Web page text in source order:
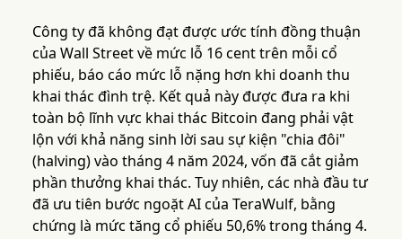
Công ty đã không đạt được ước tính đồng thuận
của Wall Street về mức lỗ 16 cent trên mỗi cổ
phiếu, báo cáo mức lỗ nặng hơn khi doanh thu
khai thác đình trệ. Kết quả này được đưa ra khi
toàn bộ lĩnh vực khai thác Bitcoin đang phải vật
lộn với khả năng sinh lời sau sự kiện "chia đôi"
(halving) vào tháng 4 năm 2024, vốn đã cắt giảm
phần thưởng khai thác. Tuy nhiên, các nhà đầu tư
đã ưu tiên bước ngoặt AI của TeraWulf, bằng
chứng là mức tăng cổ phiếu 50,6% trong tháng 4.